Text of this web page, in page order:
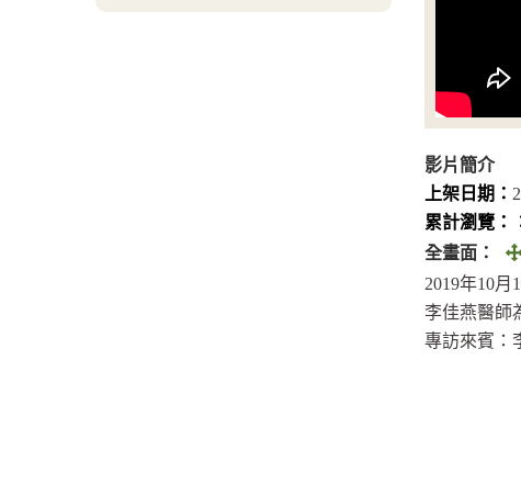
影片簡介
上架日期：
累計瀏覽：
全畫面：
2019年10月
李佳燕醫師
專訪來賓：